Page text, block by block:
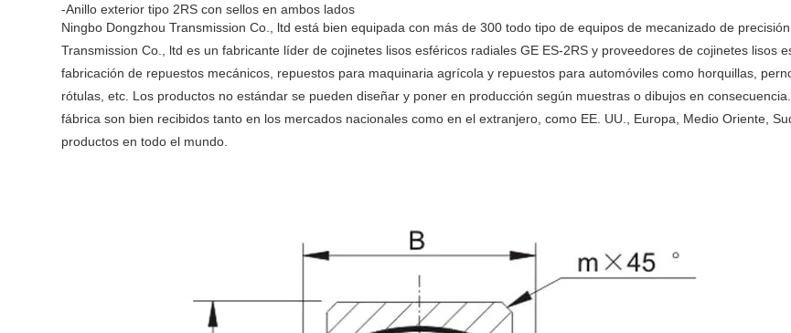
-Anillo exterior tipo 2RS con sellos en ambos lados
Ningbo Dongzhou Transmission Co., ltd está bien equipada con más de 300 todo tipo de equipos de mecanizado de
Transmission Co., ltd es un fabricante líder de cojinetes lisos esféricos radiales GE ES-2RS y proveedores de cojinetes lisos
fabricación de repuestos mecánicos, repuestos para maquinaria agrícola y repuestos para automóviles como horquillas,
rótulas, etc. Los productos no estándar se pueden diseñar y poner en producción según muestras o dibujos en
fábrica son bien recibidos tanto en los mercados nacionales como en el extranjero, como EE. UU., Europa, Medio Oriente,
productos en todo el mundo.